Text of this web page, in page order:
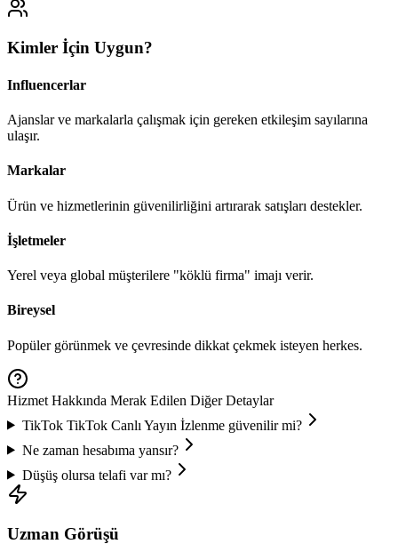
Kimler İçin Uygun?
Influencerlar
Ajanslar ve markalarla çalışmak için gereken etkileşim sayılarına
ulaşır.
Markalar
Ürün ve hizmetlerinin güvenilirliğini artırarak satışları destekler.
İşletmeler
Yerel veya global müşterilere "köklü firma" imajı verir.
Bireysel
Popüler görünmek ve çevresinde dikkat çekmek isteyen herkes.
Hizmet Hakkında Merak Edilen Diğer Detaylar
TikTok TikTok Canlı Yayın İzlenmegüvenilir mi?
Ne zaman hesabıma yansır?
Düşüş olursa telafi var mı?
Uzman Görüşü